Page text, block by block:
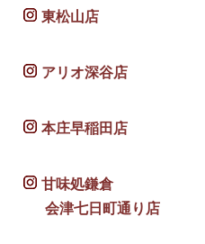
東松山店
アリオ深谷店
本庄早稲田店
甘味処鎌倉
会津七日町通り店